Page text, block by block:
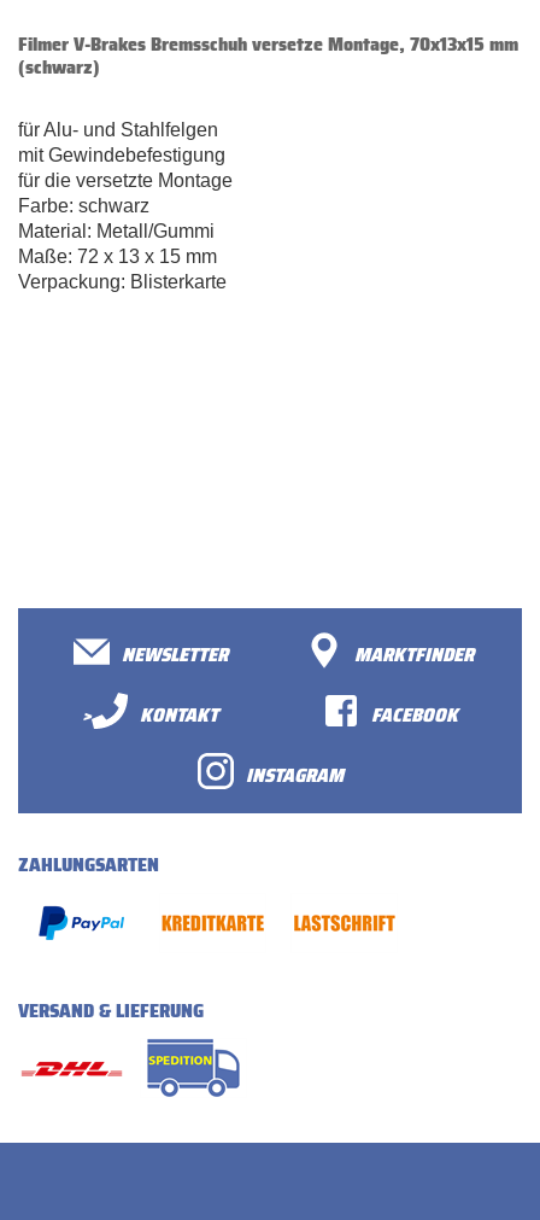
Filmer V-Brakes Bremsschuh versetze Montage, 70x13x15 mm
(schwarz)
für Alu- und Stahlfelgen
mit Gewindebefestigung
für die versetzte Montage
Farbe: schwarz
Material: Metall/Gummi
Maße: 72 x 13 x 15 mm
Verpackung: Blisterkarte
NEWSLETTER
MARKTFINDER
>
KONTAKT
FACEBOOK
INSTAGRAM
ZAHLUNGSARTEN
VERSAND & LIEFERUNG